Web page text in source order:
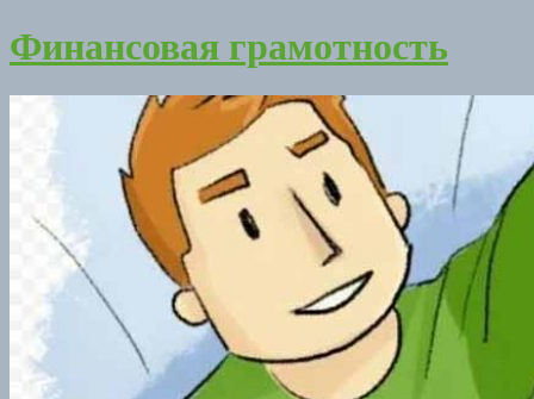
Финансовая грамотность